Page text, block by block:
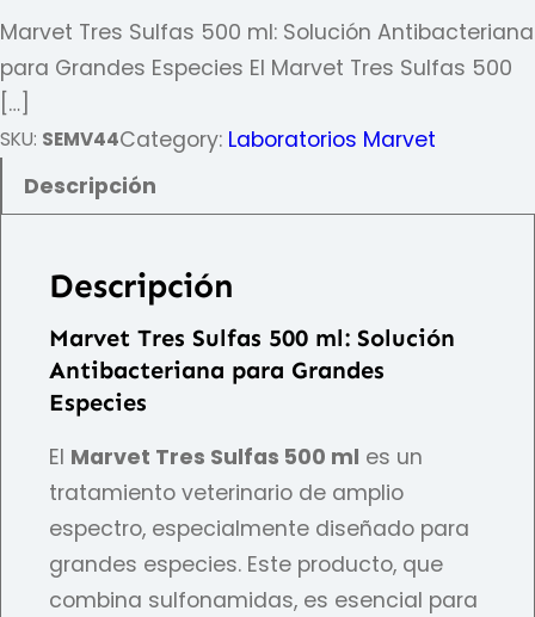
Marvet Tres Sulfas 500 ml: Solución Antibacteriana
para Grandes Especies El Marvet Tres Sulfas 500
[…]
SKU: SEMV44Category: Laboratorios Marvet
Descripción
Descripción
Marvet Tres Sulfas 500 ml: Solución
Antibacteriana para Grandes
Especies
El Marvet Tres Sulfas 500 ml es un
tratamiento veterinario de amplio
espectro, especialmente diseñado para
grandes especies. Este producto, que
combina sulfonamidas, es esencial para